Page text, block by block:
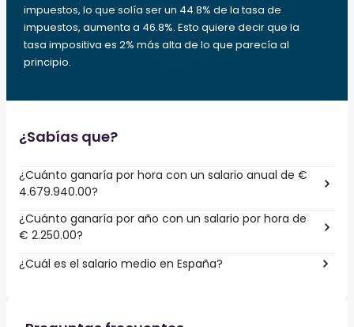
impuestos, lo que solía ser un 44.8% de la tasa de
impuestos, aumenta a 46.8%. Esto quiere decir que la
tasa impositiva es 2% más alta de lo que parecía al
principio.
¿Sabías que?
¿Cuánto ganaría por hora con un salario anual de €
4.679.940.00?
¿Cuánto ganaría por año con un salario por hora de
€ 2.250.00?
¿Cuál es el salario medio en España?